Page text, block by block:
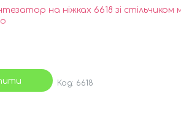
на ніжках 6618 зі стільчиком
6618